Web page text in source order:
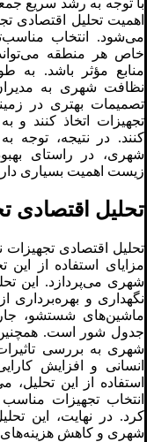
با توجه به رشد سریع
اهمیت تحلیل اقتصادی
می‌شود. انتخاب
خاص هر منطقه
منابع مؤثر باشد. به
نظافت شهری به
تصمیمات بهتری در
تجهیزات اتخاذ کنند
کنند. در نتیجه، توجه
شهری، در راستای
زیست اهمیت بسیاری
تحلیل
تحلیل اقتصادی
مزایای استفاده از
شهری می‌پردازد. این
نگهداری و بهره‌برداری
ماشین‌های شستشو،
جدول شور است.
شهری به بررسی
انسانی و افزایش
استفاده از این
انتخاب تجهیزات
کرد. در نهایت، این
شهری و کاهش هزینه‌های